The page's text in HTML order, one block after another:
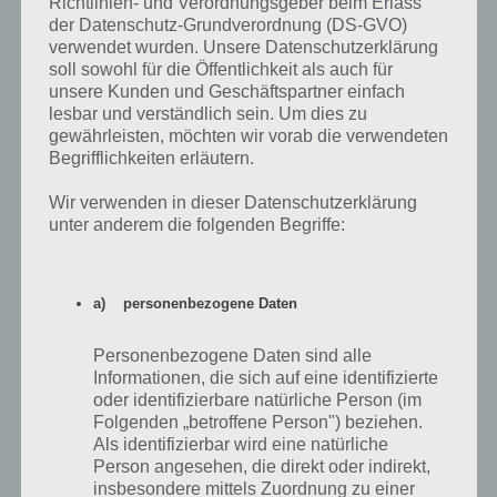
Auf dem ersten Blick wirkt Need for Speed No Limits wie ein solides
Rennspiel. Es gibt verschiedene Rennserien und Spielmodi, die für
Abwechslung sorgen. Auf dem iPad läuft das Spiel auch schon sehr
flüssig, auch wenn wir von der grafischen Umsetzung etwas
enttäuscht sind und mehr erwartet hätten, aber das kann sich bis
der Datenschutz-Grundverordnung (DS-GVO)
verwendet wurden. Unsere Datenschutzerklärung
soll sowohl für die Öffentlichkeit als auch für
unsere Kunden und Geschäftspartner einfach
lesbar und verständlich sein. Um dies zu
gewährleisten, möchten wir vorab die verwendeten
Begrifflichkeiten erläutern.
Wir verwenden in dieser Datenschutzerklärung
unter anderem die folgenden Begriffe:
a) personenbezogene Daten
Personenbezogene Daten sind alle
Informationen, die sich auf eine identifizierte
oder identifizierbare natürliche Person (im
Folgenden „betroffene Person") beziehen.
Als identifizierbar wird eine natürliche
Person angesehen, die direkt oder indirekt,
insbesondere mittels Zuordnung zu einer